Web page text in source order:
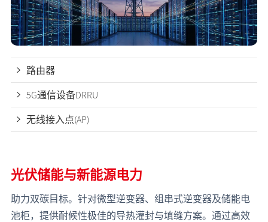
路由器
5G通信设备DRRU
无线接入点(AP)
光伏储能与新能源电力
助力双碳目标。针对微型逆变器、组串式逆变器及储能电
池柜，提供耐候性极佳的导热灌封与填缝方案。通过高效